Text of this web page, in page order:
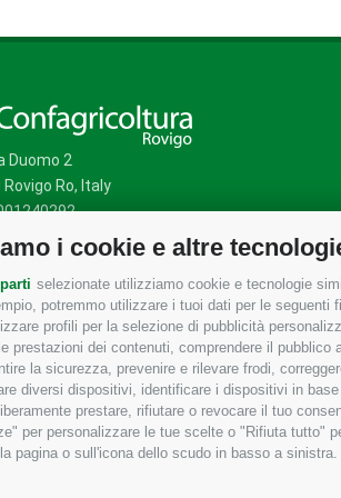
i cookie e altre
selezionate utilizziamo cookie e tecnologie
potremmo utilizzare i tuoi dati per le
profili per la selezione di pubblicità
prestazioni dei contenuti, comprendere il
la sicurezza, prevenire e rilevare frodi,
diversi dispositivi, identificare i dispositivi in
prestare, rifiutare o revocare il tuo
per personalizzare le tue scelte o "Rifiuta tutto"
pagina o sull'icona dello scudo in basso a
Duomo 2
Rovigo Ro, Italy
del sito/Privacy Policy /Cookie Policy